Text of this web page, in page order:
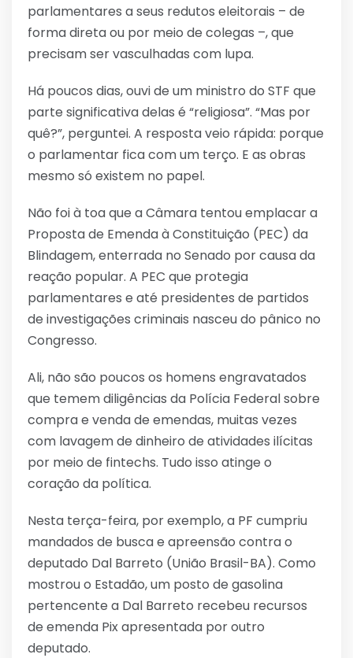
parlamentares a seus redutos eleitorais – de
forma direta ou por meio de colegas –, que
precisam ser vasculhadas com lupa.
Há poucos dias, ouvi de um ministro do STF que
parte significativa delas é “religiosa”. “Mas por
quê?”, perguntei. A resposta veio rápida: porque
o parlamentar fica com um terço. E as obras
mesmo só existem no papel.
Não foi à toa que a Câmara tentou emplacar a
Proposta de Emenda à Constituição (PEC) da
Blindagem, enterrada no Senado por causa da
reação popular. A PEC que protegia
parlamentares e até presidentes de partidos
de investigações criminais nasceu do pânico no
Congresso.
Ali, não são poucos os homens engravatados
que temem diligências da Polícia Federal sobre
compra e venda de emendas, muitas vezes
com lavagem de dinheiro de atividades ilícitas
por meio de fintechs. Tudo isso atinge o
coração da política.
Nesta terça-feira, por exemplo, a PF cumpriu
mandados de busca e apreensão contra o
deputado Dal Barreto (União Brasil-BA). Como
mostrou o Estadão, um posto de gasolina
pertencente a Dal Barreto recebeu recursos
de emenda Pix apresentada por outro
deputado.